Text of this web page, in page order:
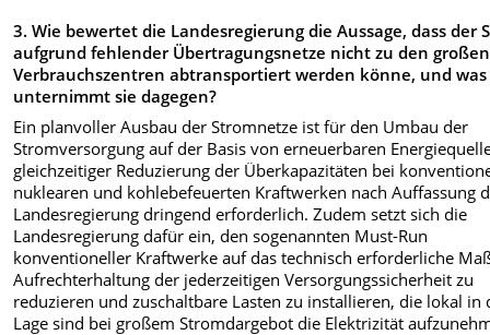
3. Wie bewertet die Landesregierung die Aussage, dass der
aufgrund fehlender Übertragungsnetze nicht zu den großen
Verbrauchszentren abtransportiert werden könne, und was
unternimmt sie dagegen?
Ein planvoller Ausbau der Stromnetze ist für den Umbau der
Stromversorgung auf der Basis von erneuerbaren
gleichzeitiger Reduzierung der Überkapazitäten bei
nuklearen und kohlebefeuerten Kraftwerken nach Auffassung
Landesregierung dringend erforderlich. Zudem setzt sich die
Landesregierung dafür ein, den sogenannten Must-Run
konventioneller Kraftwerke auf das technisch erforderliche
Aufrechterhaltung der jederzeitigen Versorgungssicherheit zu
reduzieren und zuschaltbare Lasten zu installieren, die lokal in
Lage sind bei großem Stromdargebot die Elektrizität